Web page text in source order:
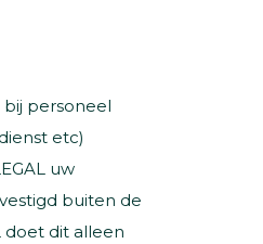
personeel
etc)
uw
buiten de
doet dit alleen